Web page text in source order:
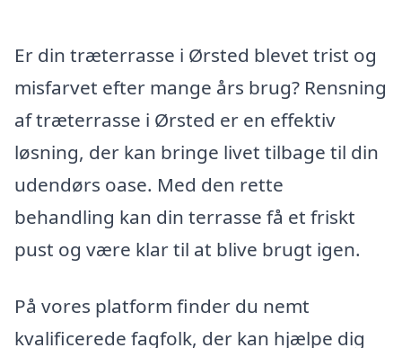
Er din træterrasse i Ørsted blevet trist og
misfarvet efter mange års brug? Rensning
af træterrasse i Ørsted er en effektiv
løsning, der kan bringe livet tilbage til din
udendørs oase. Med den rette
behandling kan din terrasse få et friskt
pust og være klar til at blive brugt igen.
På vores platform finder du nemt
kvalificerede fagfolk, der kan hjælpe dig